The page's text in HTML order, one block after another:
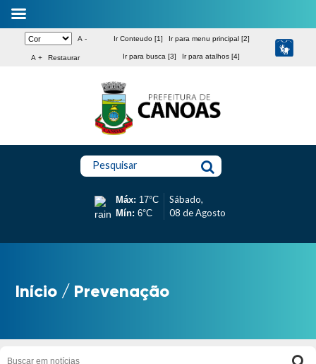
A -
A + Restaurar
Ir Conteudo [1] Ir para menu principal [2]
Ir para busca [3] Ir para atalhos [4]
Pesquisar
Máx: 17°C
Mín: 6°C
Sábado,
08 de Agosto
Início / Prevenação